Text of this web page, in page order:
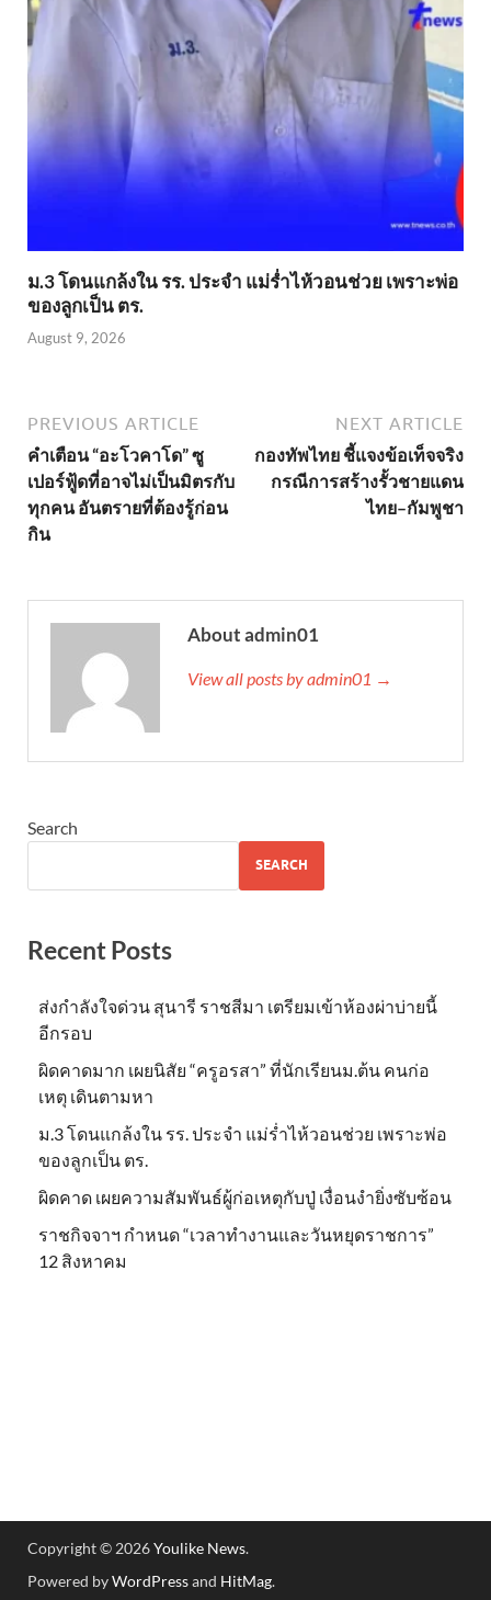
ม.3 โดนแกล้งใน รร. ประจำ แม่ร่ำไห้วอนช่วย เพราะพ่อ
ของลูกเป็น ตร.
August 9, 2026
PREVIOUS ARTICLE
คำเตือน “อะโวคาโด” ซู
เปอร์ฟู้ดที่อาจไม่เป็นมิตรกับ
ทุกคน อันตรายที่ต้องรู้ก่อน
กิน
NEXT ARTICLE
กองทัพไทย ชี้แจงข้อเท็จจริง
กรณีการสร้างรั้วชายแดน
ไทย–กัมพูชา
About admin01
View all posts by admin01 →
Search
SEARCH
Recent Posts
ส่งกำลังใจด่วน สุนารี ราชสีมา เตรียมเข้าห้องผ่าบ่ายนี้
อีกรอบ
ผิดคาดมาก เผยนิสัย “ครูอรสา” ที่นักเรียนม.ต้น คนก่อ
เหตุ เดินตามหา
ม.3 โดนแกล้งใน รร. ประจำ แม่ร่ำไห้วอนช่วย เพราะพ่อ
ของลูกเป็น ตร.
ผิดคาด เผยความสัมพันธ์ผู้ก่อเหตุกับปู่ เงื่อนงำยิ่งซับซ้อน
ราชกิจจาฯ กำหนด “เวลาทำงานและวันหยุดราชการ”
12 สิงหาคม
Copyright © 2026Youlike News.
Powered byWordPressand HitMag.